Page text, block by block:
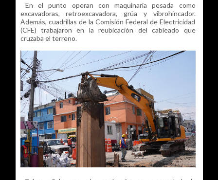
En el punto operan con maquinaria pesada como
excavadoras, retroexcavadora, grúa y vibrohincador.
Además, cuadrillas de la Comisión Federal de Electricidad
(CFE) trabajaron en la reubicación del cableado que
cruzaba el terreno.